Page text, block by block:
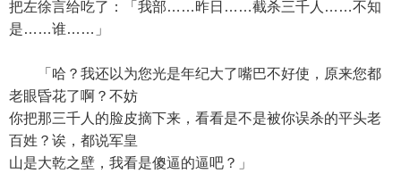
把左徐言给吃了：「我部……昨日……截杀三千人……不知
是……谁……」
「哈？我还以为您光是年纪大了嘴巴不好使，原来您都
老眼昏花了啊？不妨
你把那三千人的脸皮摘下来，看看是不是被你误杀的平头老
百姓？诶，都说军皇
山是大乾之壁，我看是傻逼的逼吧？」